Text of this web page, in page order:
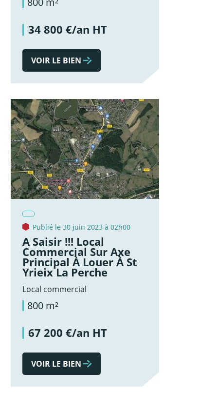
34 800 €/an HT
VOIR LE BIEN
Publié le 30 juin 2023 à 02h00
A Saisir !!! Local
Commercial Sur Axe
Principal À Louer À St
Yrieix La Perche
Local commercial
800 m²
67 200 €/an HT
VOIR LE BIEN